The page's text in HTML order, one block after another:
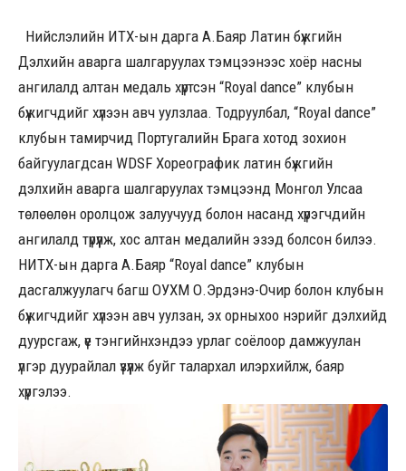
Нийслэлийн ИТХ-ын дарга А.Баяр Латин бүжгийн
Дэлхийн аварга шалгаруулах тэмцээнээс хоёр насны
ангилалд алтан медаль хүртсэн “Royal dance” клубын
бүжигчдийг хүлээн авч уулзлаа. Тодруулбал, “Royal dance”
клубын тамирчид Португалийн Брага хотод зохион
байгуулагдсан WDSF Хореографик латин бүжгийн
дэлхийн аварга шалгаруулах тэмцээнд Монгол Улсаа
төлөөлөн оролцож залуучууд болон насанд хүрэгчдийн
ангилалд түрүүлж, хос алтан медалийн эзэд болсон билээ.
НИТХ-ын дарга А.Баяр “Royal dance” клубын
дасгалжуулагч багш ОУХМ О.Эрдэнэ-Очир болон клубын
бүжигчдийг хүлээн авч уулзан, эх орныхоо нэрийг дэлхийд
дуурсгаж, үе тэнгийнхэндээ урлаг соёлоор дамжуулан
үлгэр дуурайлал үзүүлж буйг талархал илэрхийлж, баяр
хүргэлээ.